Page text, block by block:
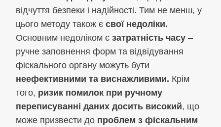
відчуття безпеки і надійності. Тим не менш, у
цього методу також є свої недоліки.
Основним недоліком є затратність часу –
ручне заповнення форм та відвідування
фіскального органу можуть бути
неефективними та виснажливими. Крім
того, ризик помилок при ручному
переписуванні даних досить високий, що
може призвести до проблем з фіскальним